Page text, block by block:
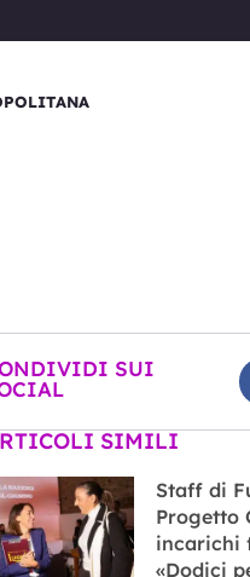
SUI
SIMILI
Staff di
Progetto
incarichi
«Dodici